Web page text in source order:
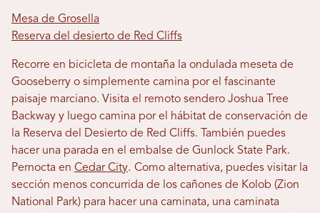
Mesa de Grosella
Reserva del desierto de Red Cliffs
Recorre en bicicleta de montaña la ondulada meseta de
Gooseberry o simplemente camina por el fascinante
paisaje marciano. Visita el remoto sendero Joshua Tree
Backway y luego camina por el hábitat de conservación de
la Reserva del Desierto de Red Cliffs. También puedes
hacer una parada en el embalse de Gunlock State Park.
Pernocta en Cedar City. Como alternativa, puedes visitar la
sección menos concurrida de los cañones de Kolob (Zion
National Park) para hacer una caminata, una caminata